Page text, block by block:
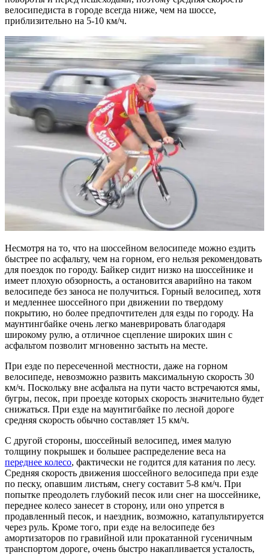
велосипедиста в городе всегда ниже, чем на шоссе,
приблизительно на 5-10 км/ч.
Несмотря на то, что на шоссейном велосипеде можно ездить
быстрее по асфальту, чем на горном, его нельзя рекомендовать
для поездок по городу. Байкер сидит низко на шоссейнике и
имеет плохую обзорность, а остановится аварийно на таком
велосипеде без заноса не получиться. Горный велосипед, хотя
и медленнее шоссейного при движении по твердому
покрытию, но более предпочтителен для езды по городу. На
маунтингбайке очень легко маневрировать благодаря
широкому рулю, а отличное сцепление широких шин с
асфальтом позволит мгновенно застыть на месте.
При езде по пересеченной местности, даже на горном
велосипеде, невозможно развить максимальную скорость 30
км/ч. Поскольку вне асфальта на пути часто встречаются ямы,
бугры, песок, при проезде которых скорость значительно будет
снижаться. При езде на маунтигбайке по лесной дороге
средняя скорость обычно составляет 15 км/ч.
С другой стороны, шоссейный велосипед, имея малую
толщину покрышек и большее распределение веса на
переднее колесо, фактически не годится для катания по лесу.
Средняя скорость движения шоссейного велосипеда при езде
по песку, опавшим листьям, снегу составит 5-8 км/ч. При
попытке преодолеть глубокий песок или снег на шоссейнике,
переднее колесо занесет в сторону, или оно упрется в
продавленный песок, и наездник, возможно, катапультируется
через руль. Кроме того, при езде на велосипеде без
амортизаторов по гравийной или прокатанной гусеничным
транспортом дороге, очень быстро накапливается усталость,